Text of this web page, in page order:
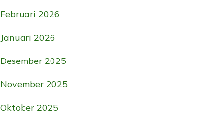
Februari 2026
Januari 2026
Desember 2025
November 2025
Oktober 2025